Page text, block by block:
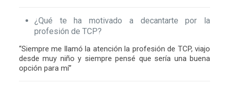
¿Qué te ha motivado a decantarte por la
profesión de TCP?
“Siempre me llamó la atención la profesión de TCP, viajo
desde muy niño y siempre pensé que sería una buena
opción para mí”